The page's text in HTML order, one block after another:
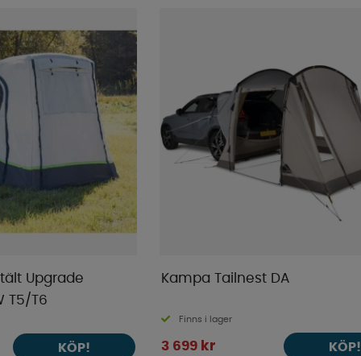
Upgrade
T5/T6
KÖP!
Kampa Tailnest DA
Finns i lager
3 699 kr KÖP!